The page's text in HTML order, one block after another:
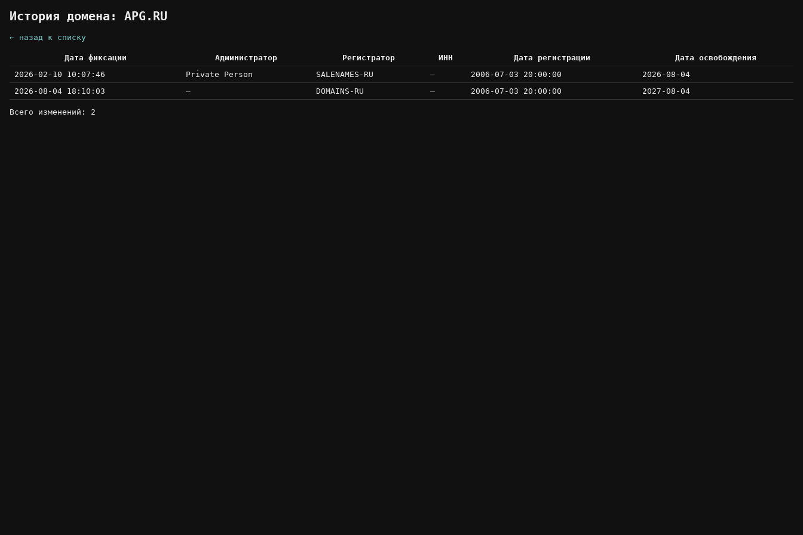
История домена: APG.RU
← назад к списку
Дата фиксации Администратор Регистратор ИНН Дата регистрации
Дата освобождения
2026-02-10 10:07:46
Private Person SALENAMES-RU — 2006-07-03 20:00:00
2026-08-04
2026-08-04 18:10:03
— DOMAINS-RU — 2006-07-03 20:00:00 2027-08-04
Всего изменений: 2